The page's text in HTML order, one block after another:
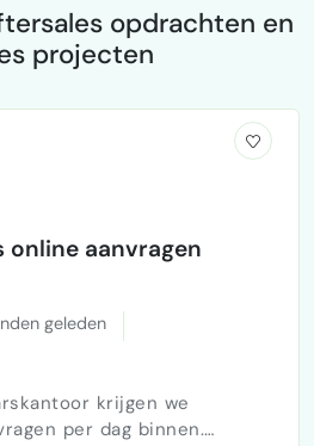
opdrachten en
projecten
online aanvragen
geleden
krijgen we
per dag binnen.